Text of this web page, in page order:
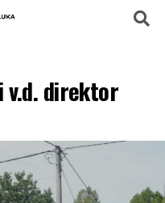
v.d. direktor